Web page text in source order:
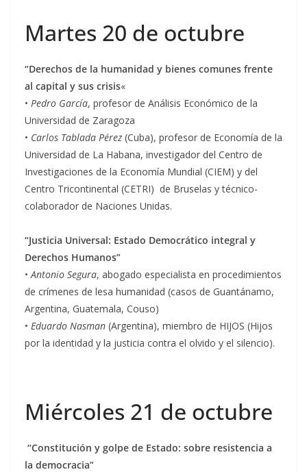
Martes 20 de octubre
“Derechos de la humanidad y bienes comunes frente
al capital y sus crisis«
• Pedro García, profesor de Análisis Económico de la
Universidad de Zaragoza
• Carlos Tablada Pérez (Cuba), profesor de Economía de la
Universidad de La Habana, investigador del Centro de
Investigaciones de la Economía Mundial (CIEM) y del
Centro Tricontinental (CETRI) de Bruselas y técnico-
colaborador de Naciones Unidas.
“Justicia Universal: Estado Democrático integral y
Derechos Humanos”
•Antonio Segura, abogado especialista en procedimientos
de crímenes de lesa humanidad (casos de Guantánamo,
Argentina, Guatemala, Couso)
• Eduardo Nasman (Argentina), miembro de HIJOS (Hijos
por la identidad y la justicia contra el olvido y el silencio).
Miércoles 21 de octubre
“Constitución y golpe de Estado: sobre resistencia a
la democracia”